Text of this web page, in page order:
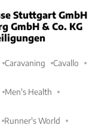
Stuttgart GmbH
GmbH & Co. KG
Caravaning Cavallo
Men's Health
Runner's World